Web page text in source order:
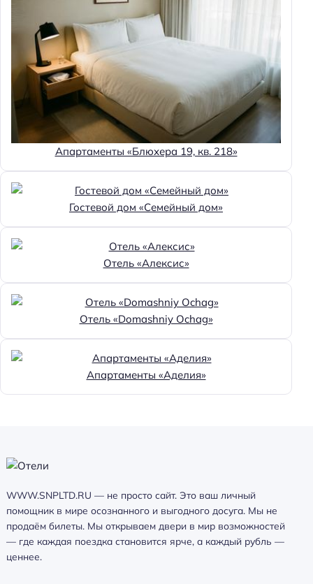
Апартаменты «Блюхера 19, кв. 218»
Гостевой дом «Семейный дом»
Отель «Алексис»
Отель «Domashniy Ochag»
Апартаменты «Аделия»
WWW.SNPLTD.RU — не просто сайт. Это ваш личный
помощник в мире осознанного и выгодного досуга. Мы не
продаём билеты. Мы открываем двери в мир возможностей
— где каждая поездка становится ярче, а каждый рубль —
ценнее.